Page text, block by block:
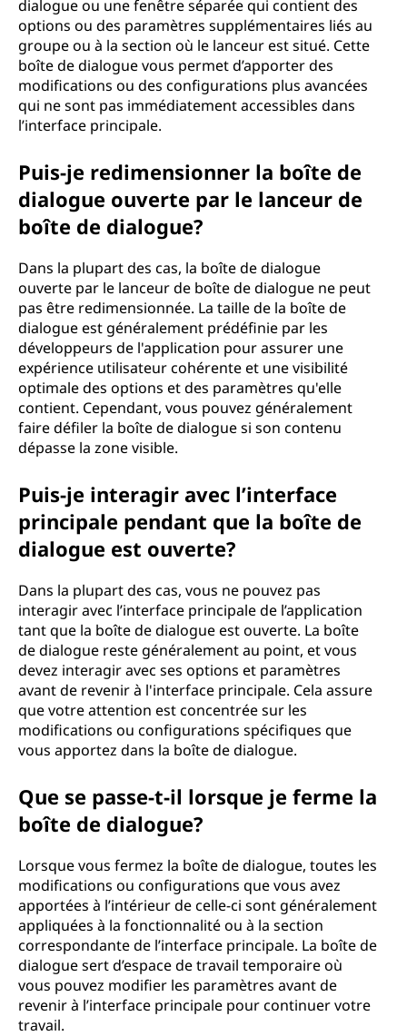
dialogue ou une fenêtre séparée qui contient des
options ou des paramètres supplémentaires liés au
groupe ou à la section où le lanceur est situé. Cette
boîte de dialogue vous permet d’apporter des
modifications ou des configurations plus avancées
qui ne sont pas immédiatement accessibles dans
l’interface principale.
Puis-je redimensionner la boîte de
dialogue ouverte par le lanceur de
boîte de dialogue?
Dans la plupart des cas, la boîte de dialogue
ouverte par le lanceur de boîte de dialogue ne peut
pas être redimensionnée. La taille de la boîte de
dialogue est généralement prédéfinie par les
développeurs de l'application pour assurer une
expérience utilisateur cohérente et une visibilité
optimale des options et des paramètres qu'elle
contient. Cependant, vous pouvez généralement
faire défiler la boîte de dialogue si son contenu
dépasse la zone visible.
Puis-je interagir avec l’interface
principale pendant que la boîte de
dialogue est ouverte?
Dans la plupart des cas, vous ne pouvez pas
interagir avec l’interface principale de l’application
tant que la boîte de dialogue est ouverte. La boîte
de dialogue reste généralement au point, et vous
devez interagir avec ses options et paramètres
avant de revenir à l'interface principale. Cela assure
que votre attention est concentrée sur les
modifications ou configurations spécifiques que
vous apportez dans la boîte de dialogue.
Que se passe-t-il lorsque je ferme la
boîte de dialogue?
Lorsque vous fermez la boîte de dialogue, toutes les
modifications ou configurations que vous avez
apportées à l’intérieur de celle-ci sont généralement
appliquées à la fonctionnalité ou à la section
correspondante de l’interface principale. La boîte de
dialogue sert d’espace de travail temporaire où
vous pouvez modifier les paramètres avant de
revenir à l’interface principale pour continuer votre
travail.